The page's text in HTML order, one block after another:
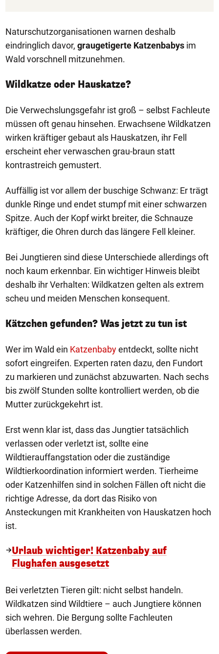
Naturschutzorganisationen warnen deshalb
eindringlich davor, graugetigerte Katzenbabys im
Wald vorschnell mitzunehmen.
Wildkatze oder Hauskatze?
Die Verwechslungsgefahr ist groß – selbst Fachleute
müssen oft genau hinsehen. Erwachsene Wildkatzen
wirken kräftiger gebaut als Hauskatzen, ihr Fell
erscheint eher verwaschen grau-braun statt
kontrastreich gemustert.
Auffällig ist vor allem der buschige Schwanz: Er trägt
dunkle Ringe und endet stumpf mit einer schwarzen
Spitze. Auch der Kopf wirkt breiter, die Schnauze
kräftiger, die Ohren durch das längere Fell kleiner.
Bei Jungtieren sind diese Unterschiede allerdings oft
noch kaum erkennbar. Ein wichtiger Hinweis bleibt
deshalb ihr Verhalten: Wildkatzen gelten als extrem
scheu und meiden Menschen konsequent.
Kätzchen gefunden? Was jetzt zu tun ist
Wer im Wald ein Katzenbabyentdeckt, sollte nicht
sofort eingreifen. Experten raten dazu, den Fundort
zu markieren und zunächst abzuwarten. Nach sechs
bis zwölf Stunden sollte kontrolliert werden, ob die
Mutter zurückgekehrt ist.
Erst wenn klar ist, dass das Jungtier tatsächlich
verlassen oder verletzt ist, sollte eine
Wildtierauffangstation oder die zuständige
Wildtierkoordination informiert werden. Tierheime
oder Katzenhilfen sind in solchen Fällen oft nicht die
richtige Adresse, da dort das Risiko von
Ansteckungen mit Krankheiten von Hauskatzen hoch
ist.
Urlaub wichtiger! Katzenbaby auf
Flughafen ausgesetzt
Bei verletzten Tieren gilt: nicht selbst handeln.
Wildkatzen sind Wildtiere – auch Jungtiere können
sich wehren. Die Bergung sollte Fachleuten
überlassen werden.